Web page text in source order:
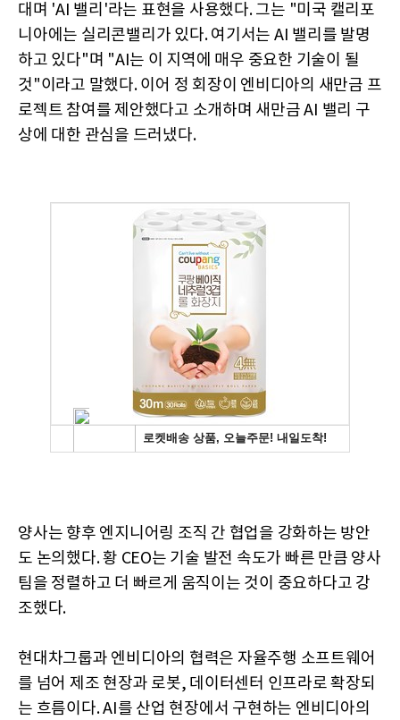
대며 'AI 밸리'라는 표현을 사용했다. 그는 "미국 캘리포
니아에는 실리콘밸리가 있다. 여기서는 AI 밸리를 발명
하고 있다"며 "AI는 이 지역에 매우 중요한 기술이 될
것"이라고 말했다. 이어 정 회장이 엔비디아의 새만금 프
로젝트 참여를 제안했다고 소개하며 새만금 AI 밸리 구
상에 대한 관심을 드러냈다.
양사는 향후 엔지니어링 조직 간 협업을 강화하는 방안
도 논의했다. 황 CEO는 기술 발전 속도가 빠른 만큼 양사
팀을 정렬하고 더 빠르게 움직이는 것이 중요하다고 강
조했다.
현대차그룹과 엔비디아의 협력은 자율주행 소프트웨어
를 넘어 제조 현장과 로봇, 데이터센터 인프라로 확장되
는 흐름이다. AI를 산업 현장에서 구현하는 엔비디아의